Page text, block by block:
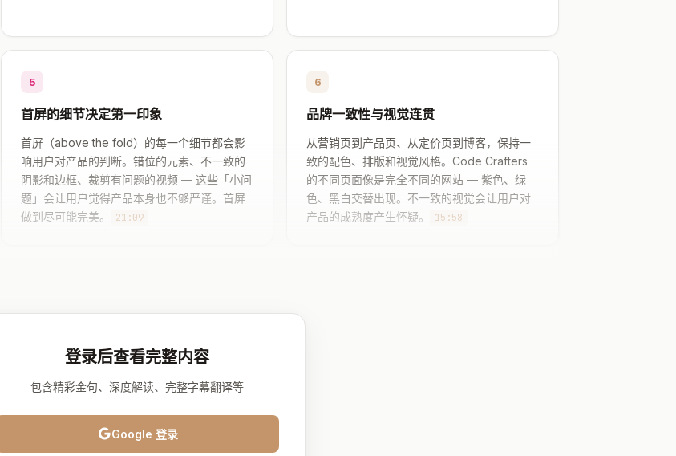
5
首屏的细节决定第一印象
首屏（above the fold）的每一个细节都会影
响用户对产品的判断。错位的元素、不一致的
阴影和边框、裁剪有问题的视频 — 这些「小问
题」会让用户觉得产品本身也不够严谨。首屏
做到尽可能完美。
21:09
6
品牌一致性与视觉连贯
从营销页到产品页、从定价页到博客，保持一
致的配色、排版和视觉风格。Code Crafters
的不同页面像是完全不同的网站 — 紫色、绿
色、黑白交替出现。不一致的视觉会让用户对
产品的成熟度产生怀疑。
15:58
登录后查看完整内容
包含精彩金句、深度解读、完整字幕翻译等
Google 登录